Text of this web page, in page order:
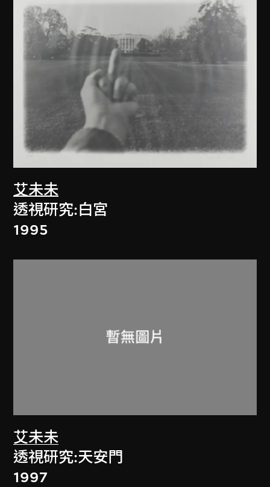
艾未未
透視研究:白宮
1995
艾未未
透視研究:天安門
1997